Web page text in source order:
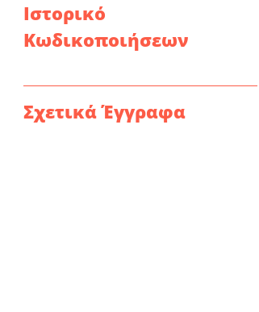
Ιστορικό
Κωδικοποιήσεων
Σχετικά Έγγραφα